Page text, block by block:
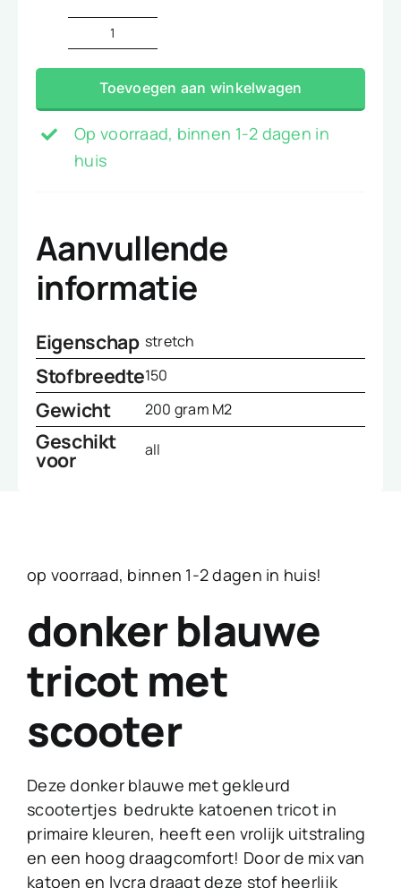
scooter
aantal
Toevoegen aan winkelwagen
Op voorraad, binnen 1-2 dagen in
huis
Aanvullende
informatie
Eigenschap stretch
Stofbreedte150
Gewicht 200 gram M2
Geschikt
voor all
op voorraad, binnen 1-2 dagen in huis!
donker blauwe
tricot met
scooter
Deze donker blauwe met gekleurd
scootertjes bedrukte katoenen tricot in
primaire kleuren, heeft een vrolijk uitstraling
en een hoog draagcomfort! Door de mix van
katoen en lycra draagt deze stof heerlijk